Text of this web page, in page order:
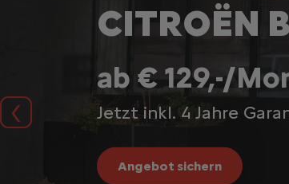
Zurück
CITROËN
ab € 129,-/
Jetzt inkl. 4 Jahre
Angebot sichern